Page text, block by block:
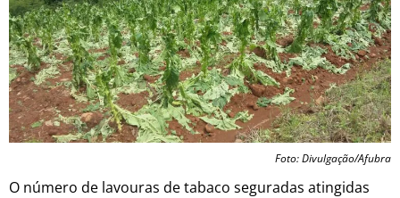
Foto: Divulgação/Afubra
O número de lavouras de tabaco seguradas atingidas